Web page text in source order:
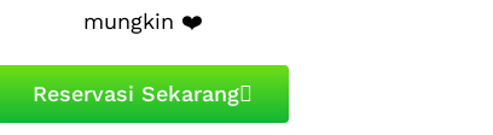
mungkin ❤️
Reservasi Sekarang